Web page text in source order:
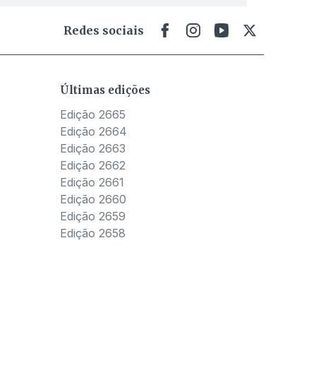
Redes sociais
Últimas edições
Edição 2665
Edição 2664
Edição 2663
Edição 2662
Edição 2661
Edição 2660
Edição 2659
Edição 2658